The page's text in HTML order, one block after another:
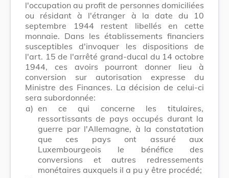
l'occupation au profit de personnes domiciliées
ou résidant à l'étranger à la date du 10
septembre 1944 restent libellés en cette
monnaie. Dans les établissements financiers
susceptibles d'invoquer les dispositions de
l'art. 15 de l'arrêté grand-ducal du 14 octobre
1944, ces avoirs pourront donner lieu à
conversion sur autorisation expresse du
Ministre des Finances. La décision de celui-ci
sera subordonnée:
a) en ce qui concerne les titulaires,
ressortissants de pays occupés durant la
guerre par l'Allemagne, à la constatation
que ces pays ont assuré aux
Luxembourgeois le bénéfice des
conversions et autres redressements
monétaires auxquels il a pu y être procédé;